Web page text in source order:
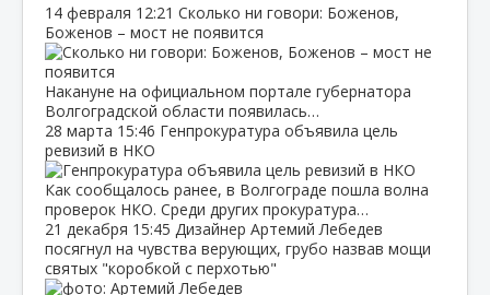
14 февраля 12:21 Сколько ни говори: Боженов,
Боженов – мост не появится
Накануне на официальном портале губернатора
Волгоградской области появилась…
28 марта 15:46 Генпрокуратура объявила цель
ревизий в НКО
Как сообщалось ранее, в Волгограде пошла волна
проверок НКО. Среди других прокуратура…
21 декабря 15:45 Дизайнер Артемий Лебедев
посягнул на чувства верующих, грубо назвав мощи
святых "коробкой с перхотью"